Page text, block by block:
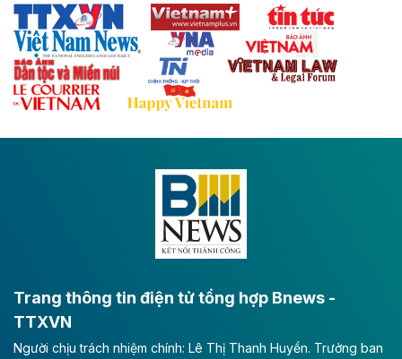
Thái Nguyên và các tỉnh trung du, miền núi phía Bắc
với hệ thống cửa khẩu quốc tế tại Lạng Sơn.
Theo baodautu.vn
Đề xuất đầu tư 11.500 tỷ đồng xây dựng cao
tốc CT.11 qua Ninh Bình
Đông A dài khoảng 25,1 km được kỳ vọng sẽ tạo động
lực phát triển kinh tế - xã hội khu vực phía Nam đồng
Long Thành
Tổng công ty Cảng hàng không Việt Nam - CTCP
(ACV) vừa lập kỷ lục mới về lợi nhuận trong quý
Trang thông tin điện tử tổng hợp Bnews -
TTXVN
Người chịu trách nhiệm chính: Lê Thị Thanh Huyền. Trưởng ban